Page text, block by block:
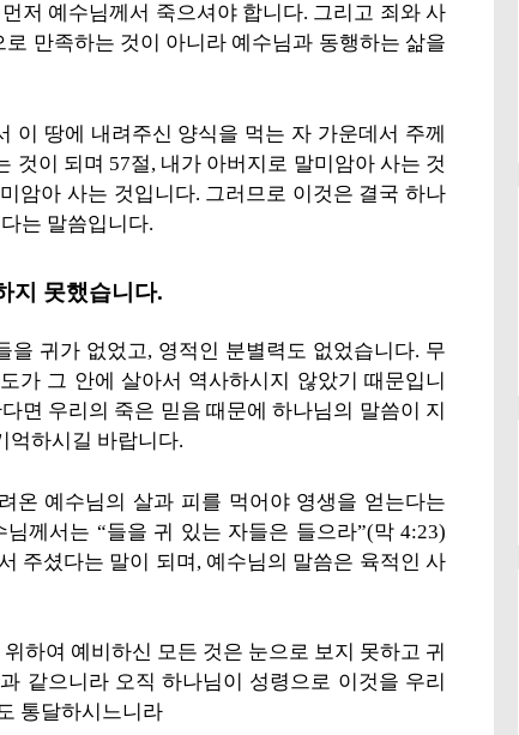
저 예수님께서 죽으셔야 합니다. 그리고 죄와 사
만족하는 것이 아니라 예수님과 동행하는 삶을
이 땅에 내려주신 양식을 먹는 자 가운데서 주께
것이 되며 57절, 내가 아버지로 말미암아 사는 것
암아 사는 것입니다. 그러므로 이것은 결국 하나
는 말씀입니다.
지 못했습니다.
귀가 없었고, 영적인 분별력도 없었습니다. 무
가 그 안에 살아서 역사하시지 않았기 때문입니
면 우리의 죽은 믿음 때문에 하나님의 말씀이 지
억하시길 바랍니다.
온 예수님의 살과 피를 먹어야 영생을 얻는다는
께서는 “들을 귀 있는 자들은 들으라”(막 4:23)
주셨다는 말이 되며, 예수님의 말씀은 육적인 사
하여 예비하신 모든 것은 눈으로 보지 못하고 귀
같으니라 오직 하나님이 성령으로 이것을 우리
통달하시느니라